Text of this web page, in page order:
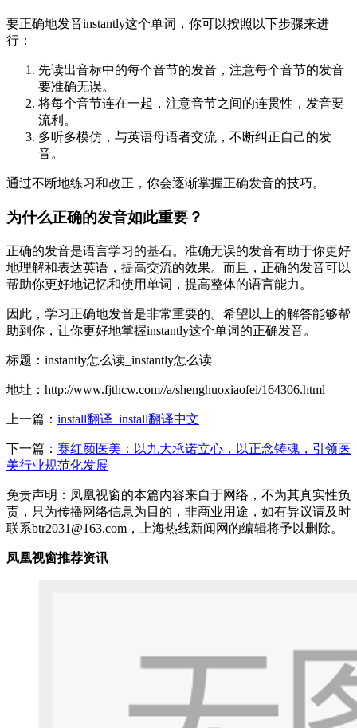
要正确地发音instantly这个单词，你可以按照以下步骤来进
行：
先读出音标中的每个音节的发音，注意每个音节的发音
要准确无误。
将每个音节连在一起，注意音节之间的连贯性，发音要
流利。
多听多模仿，与英语母语者交流，不断纠正自己的发
音。
通过不断地练习和改正，你会逐渐掌握正确发音的技巧。
为什么正确的发音如此重要？
正确的发音是语言学习的基石。准确无误的发音有助于你更好
地理解和表达英语，提高交流的效果。而且，正确的发音可以
帮助你更好地记忆和使用单词，提高整体的语言能力。
因此，学习正确地发音是非常重要的。希望以上的解答能够帮
助到你，让你更好地掌握instantly这个单词的正确发音。
标题：instantly怎么读_instantly怎么读
地址：http://www.fjthcw.com//a/shenghuoxiaofei/164306.html
上一篇： install翻译_install翻译中文
下一篇： 赛红颜医美：以九大承诺立心，以正念铸魂，引领医
美行业规范化发展
免责声明：凤凰视窗的本篇内容来自于网络，不为其真实性负
责，只为传播网络信息为目的，非商业用途，如有异议请及时
联系btr2031@163.com，上海热线新闻网的编辑将予以删除。
凤凰视窗推荐资讯